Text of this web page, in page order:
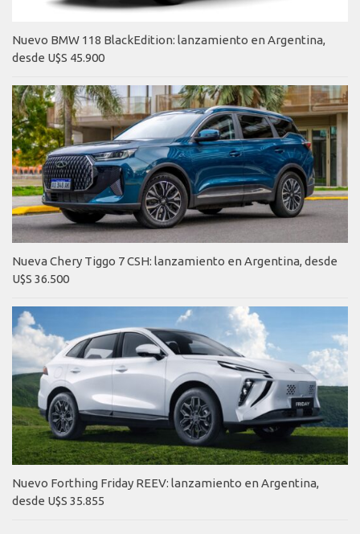
Nuevo BMW 118 BlackEdition: lanzamiento en Argentina,
desde U$S 45.900
Nueva Chery Tiggo 7 CSH: lanzamiento en Argentina, desde
U$S 36.500
Nuevo Forthing Friday REEV: lanzamiento en Argentina,
desde U$S 35.855